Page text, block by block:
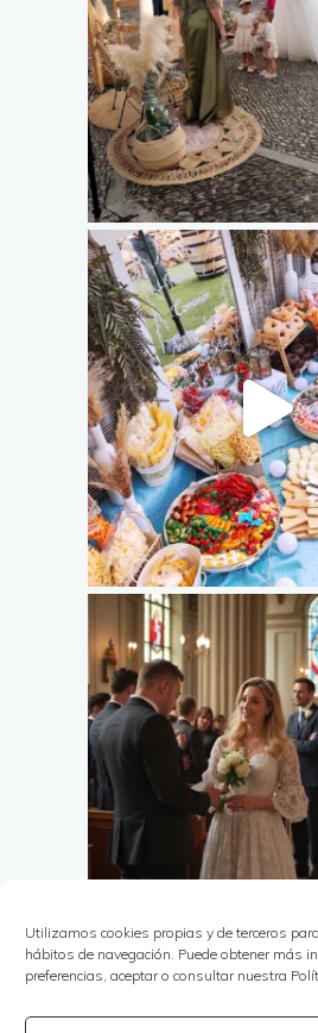
Utilizamos cookies propias y de terceros
hábitos de navegación. Puede obtener más
preferencias, aceptar o consultar nuestra